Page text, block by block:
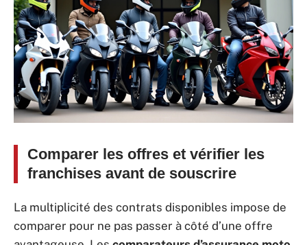
Comparer les offres et vérifier les
franchises avant de souscrire
La multiplicité des contrats disponibles impose de
comparer pour ne pas passer à côté d’une offre